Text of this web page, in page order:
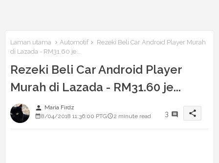
Laman utama Automotif
Rezeki Beli Car Android Player Murah
di Lazada - RM31.60 je...
Rezeki Beli Car Android Player
Murah di Lazada - RM31.60 je...
person Maria Firdz
8/04/2018 11:36:00 PTG
2 minute read 3 share